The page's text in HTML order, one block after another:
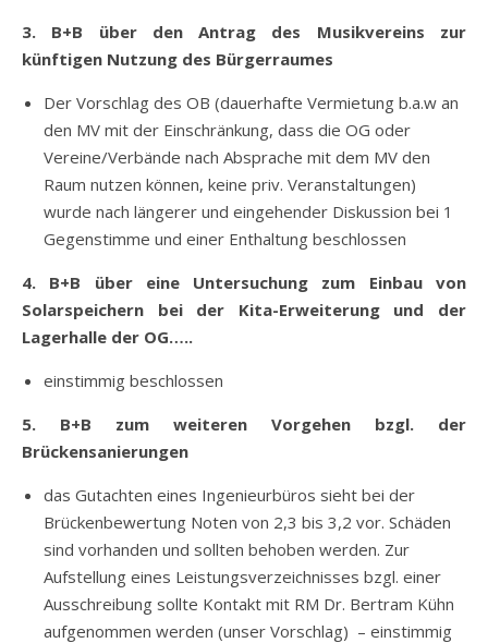
3. B+B über den Antrag des Musikvereins zur
künftigen Nutzung des Bürgerraumes
Der Vorschlag des OB (dauerhafte Vermietung b.a.w an
den MV mit der Einschränkung, dass die OG oder
Vereine/Verbände nach Absprache mit dem MV den
Raum nutzen können, keine priv. Veranstaltungen)
wurde nach längerer und eingehender Diskussion bei 1
Gegenstimme und einer Enthaltung beschlossen
4. B+B über eine Untersuchung zum Einbau von
Solarspeichern bei der Kita-Erweiterung und der
Lagerhalle der OG…..
einstimmig beschlossen
5. B+B zum weiteren Vorgehen bzgl. der
Brückensanierungen
das Gutachten eines Ingenieurbüros sieht bei der
Brückenbewertung Noten von 2,3 bis 3,2 vor. Schäden
sind vorhanden und sollten behoben werden. Zur
Aufstellung eines Leistungsverzeichnisses bzgl. einer
Ausschreibung sollte Kontakt mit RM Dr. Bertram Kühn
aufgenommen werden (unser Vorschlag) – einstimmig